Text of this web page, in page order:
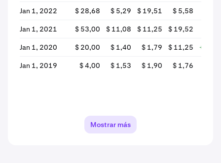
Jan 1, 2022 $ 28,68 $ 5,29 $ 19,51 $ 5,58
Jan 1, 2021 $ 53,00 $ 11,08 $ 11,25 $ 19,52
Jan 1, 2020 $ 20,00 $ 1,40 $ 1,79 $ 11,25
Jan 1, 2019 $ 4,00 $ 1,53 $ 1,90 $ 1,76
Mostrar más